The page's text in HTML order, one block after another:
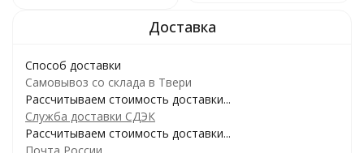
Способ доставки
Самовывоз со склада в Твери
Рассчитываем стоимость доставки...
Служба доставки СДЭК
Рассчитываем стоимость доставки...